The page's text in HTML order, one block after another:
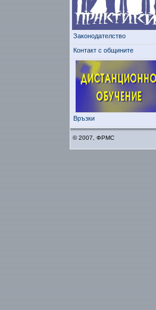
Законодателство
Контакт с общините
Връзки
© 2007, ФРМС